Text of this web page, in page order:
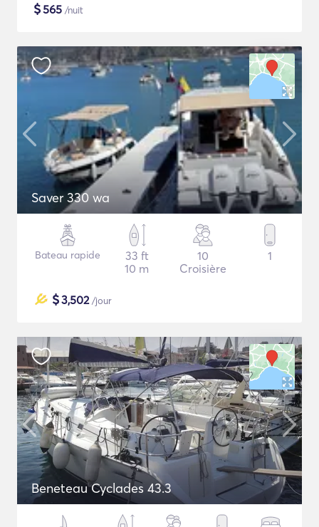
$565 /nuit
Saver 330 wa
Bateau rapide
33 ft
10 m
10
Croisière
1
$3,502/jour
Beneteau Cyclades 43.3